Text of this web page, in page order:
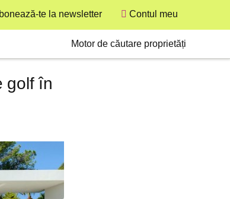
te la newsletter
User
Contul meu
Motor de căutare proprietăți
golf în